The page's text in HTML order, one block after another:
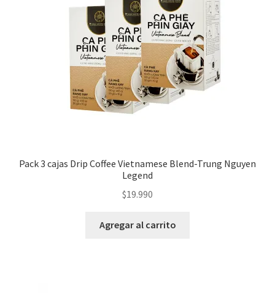
Nuestros Productos
PAGO Y DESPACHO
PREPARACIÓN
TÉRMINOS Y CONDICIONES
Pack 3 cajas Drip Coffee Vietnamese Blend-Trung Nguyen
Legend
$19.990
Agregar al carrito